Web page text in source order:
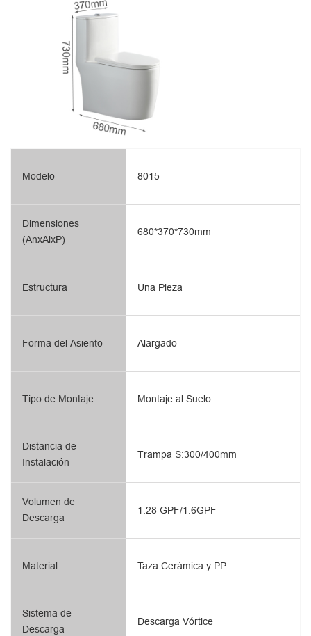
Modelo
Dimensiones
(AnxAlxP)
Estructura
Forma del Asiento
Tipo de Montaje
Distancia de
Instalación
Volumen de
Descarga
Material
Sistema de
Descarga
8015
680*370*730mm
Una Pieza
Alargado
Montaje al Suelo
Trampa S:300/400mm
1.28 GPF/1.6GPF
Taza Cerámica y PP
Descarga Vórtice